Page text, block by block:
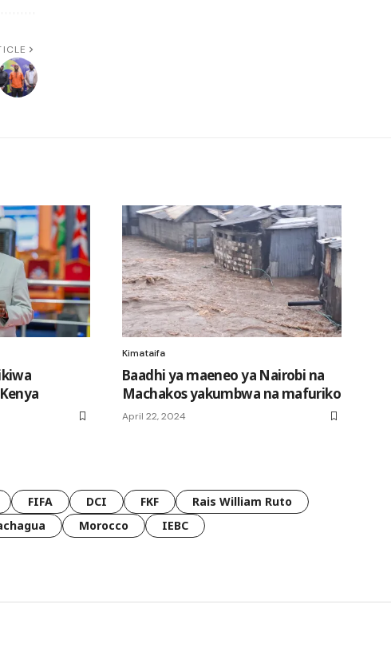
Kimataifa
Baadhi ya maeneo ya Nairobi na
Machakos yakumbwa na mafuriko
April 22, 2024
FIFA DCI FKF
Rais William Ruto
Morocco IEBC